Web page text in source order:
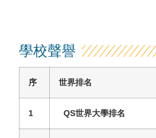
學校聲譽
序 世界排名
1 QS世界大學排名